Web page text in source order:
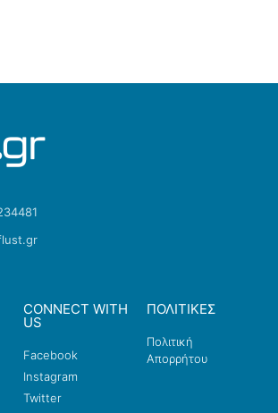
CONNECT WITH
US
Facebook
Instagram
Twitter
ΠΟΛΙΤΙΚΕΣ
Πολιτική
Απορρήτου